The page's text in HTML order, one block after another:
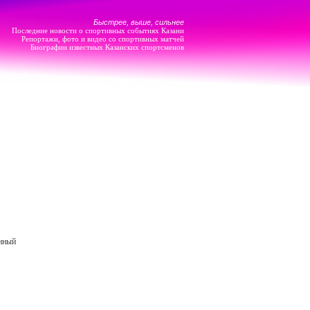
Быстрее, выше, сильнее
Последние новости о спортивных событиях Казани
Репортажи, фото и видео со спортивных матчей
Биографии известных Казанских спортсменов